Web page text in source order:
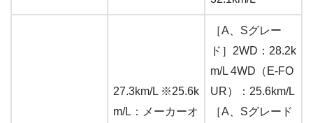
27.3km/L ※25.6k
m/L：メーカーオ
［A、Sグレー
ド］2WD：28.2k
m/L 4WD（E-FO
UR）：25.6km/L
［A、Sグレード